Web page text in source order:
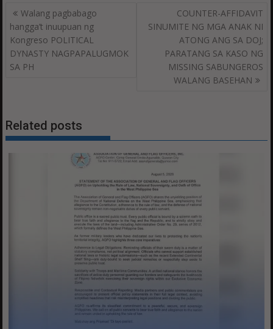
Post
navigation
Walang pagbabago
hangga’t inuupuan ng
Kongreso POLITICAL
DYNASTY NAGPAPALUGMOK
SA PH
COUNTER-AFFIDAVIT
SINUMITE NG MGA ANAK NI
ATONG ANG SA DOJ;
PARATANG SA KASO NG
MISSING SABUNGEROS
WALANG BASEHAN
Related posts